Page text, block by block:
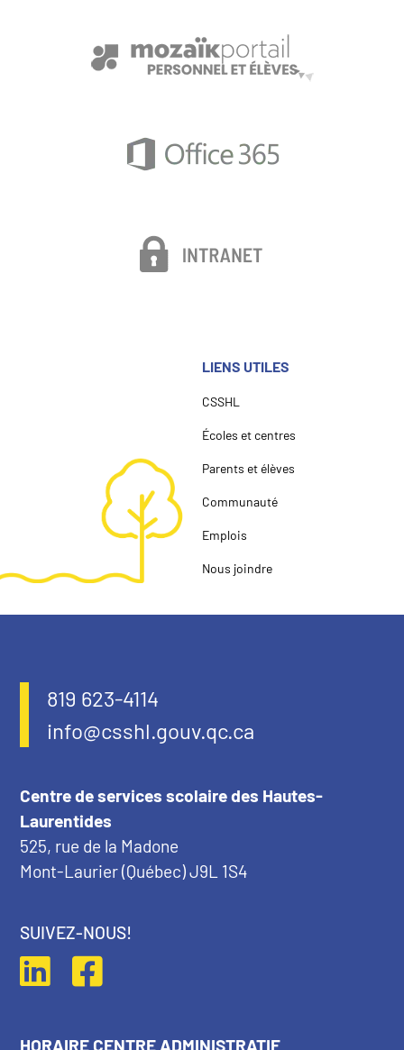
LIENS UTILES
CSSHL
Écoles et centres
Parents et élèves
Communauté
Emplois
Nous joindre
819 623-4114
info@csshl.gouv.qc.ca
Centre de services scolaire des Hautes-
Laurentides
525, rue de la Madone
Mont-Laurier (Québec) J9L 1S4
SUIVEZ-NOUS!
HORAIRE CENTRE ADMINISTRATIF